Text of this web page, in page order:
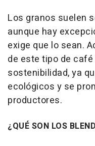
Los granos suelen
aunque hay
exige que lo sean.
de este tipo de
sostenibilidad, ya
ecológicos y se
productores.
¿QUÉ SON LOS